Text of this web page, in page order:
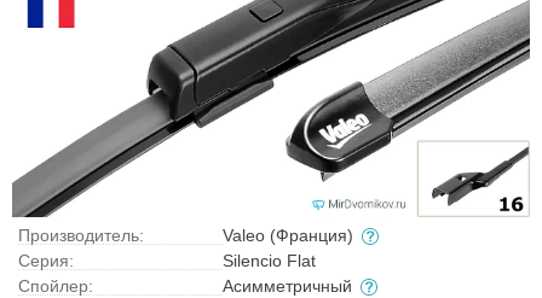
Производитель:
Valeo (Франция)
Серия:
Silencio Flat
Спойлер:
Асимметричный